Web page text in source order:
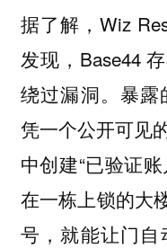
据了解，Wiz
发现，Base44
绕过漏洞。暴露
凭一个公开可见
中创建“已验证
在一栋上锁的大
号，就能让门